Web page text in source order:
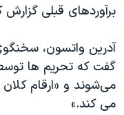
برآوردهای قبلی
آدرین واتسون،
گفت که تحریم ها
می‌شوند و «ارقام کلان
می کند.»